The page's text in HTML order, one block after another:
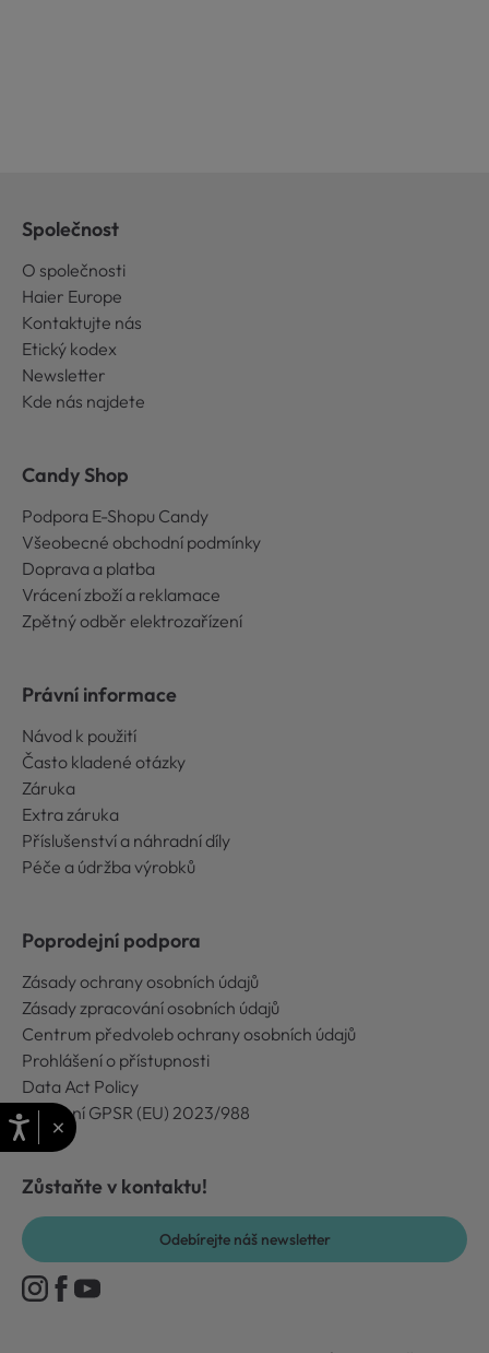
Společnost
O společnosti
Haier Europe
Kontaktujte nás
Etický kodex
Newsletter
Kde nás najdete
Candy Shop
Podpora E-Shopu Candy
Všeobecné obchodní podmínky
Doprava a platba
Vrácení zboží a reklamace
Zpětný odběr elektrozařízení
Právní informace
Návod k použití
Často kladené otázky
Záruka
Extra záruka
Příslušenství a náhradní díly
Péče a údržba výrobků
Poprodejní podpora
Zásady ochrany osobních údajů
Zásady zpracování osobních údajů
Centrum předvoleb ochrany osobních údajů
Prohlášení o přístupnosti
Data Act Policy
Nařízení GPSR (EU) 2023/988
Zůstaňte v kontaktu!
Odebírejte náš newsletter
×